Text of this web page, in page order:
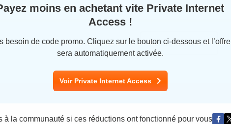
Charger plus
Notre note : 9.5(216 avis d'utilisateurs)
moins en achetant vite Private Internet
Access !
besoin de code promo. Cliquez sur le bouton ci-dessous et l’offre
sera automatiquement activée.
Voir Private Internet Access
à la communauté si ces réductions ont fonctionné pour vous